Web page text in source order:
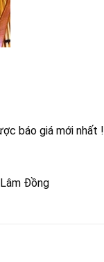
báo giá mới nhất !
Đồng